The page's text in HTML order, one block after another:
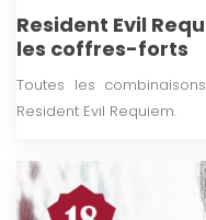
Resident Evil
les coffres-forts
Toutes les
Resident Evil Requiem.